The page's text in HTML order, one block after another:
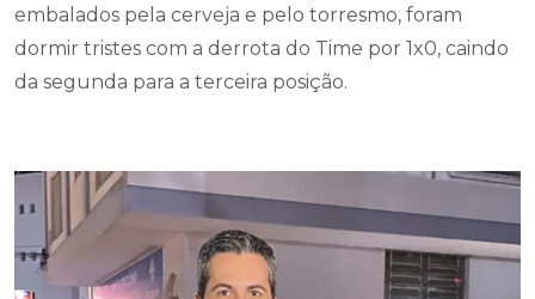
embalados pela cerveja e pelo torresmo, foram
dormir tristes com a derrota do Time por 1x0, caindo
da segunda para a terceira posição.